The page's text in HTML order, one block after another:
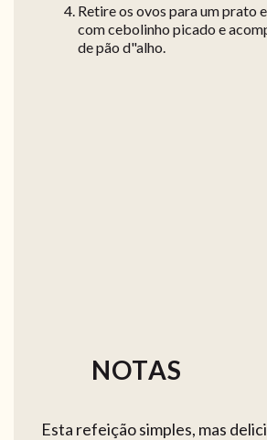
Retire os ovos para um prato
com cebolinho picado e
de pão d"alho.
NOTAS
Esta refeição simples, mas